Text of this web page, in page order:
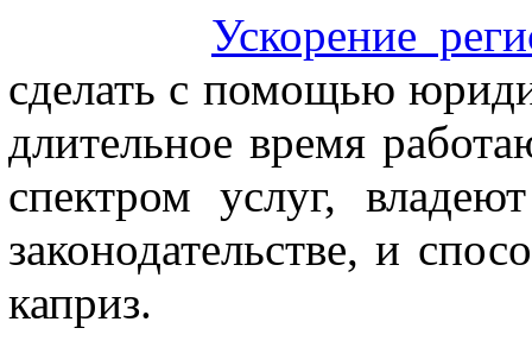
Ускорение
сделать с помощью
длительное время
спектром услуг,
законодательстве, и
каприз.